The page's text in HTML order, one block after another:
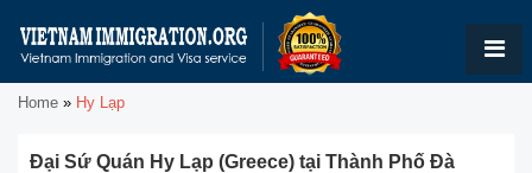
Home » Hy Lạp
Đại Sứ Quán Hy Lạp (Greece) tại Thành Phố Đà